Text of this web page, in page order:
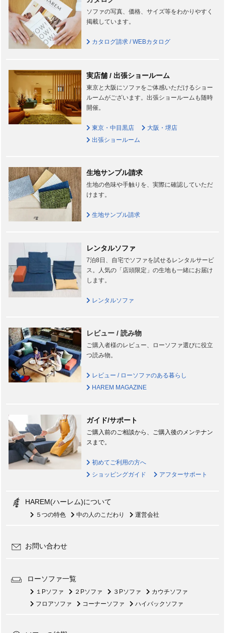
ソファの写真、価格、サイズ等をわかりやすく
掲載しています。
カタログ請求 / WEBカタログ
実店舗 / 出張ショールーム
東京と大阪にソファをご体感いただけるショー
ルームがございます。出張ショールームも随時
開催。
東京・中目黒店
大阪・堺店
出張ショールーム
生地サンプル請求
生地の色味や手触りを、実際に確認していただ
けます。
生地サンプル請求
レンタルソファ
7泊8日、自宅でソファを試せるレンタルサービ
ス。人気の「店頭限定」の生地も一緒にお届け
します。
レンタルソファ
レビュー / 読み物
ご購入者様のレビュー、ローソファ選びに役立
つ読み物。
レビュー / ローソファのある暮らし
HAREM MAGAZINE
ガイド/サポート
ご購入前のご相談から、ご購入後のメンテナン
スまで。
初めてご利用の方へ
ショッピングガイド
アフターサポート
HAREM(ハーレム)について
５つの特色 中の人のこだわり 運営会社
お問い合わせ
ローソファ一覧
１Pソファ ２Pソファ ３Pソファ
カウチソファ
フロアソファ
コーナーソファ ハイバックソファ